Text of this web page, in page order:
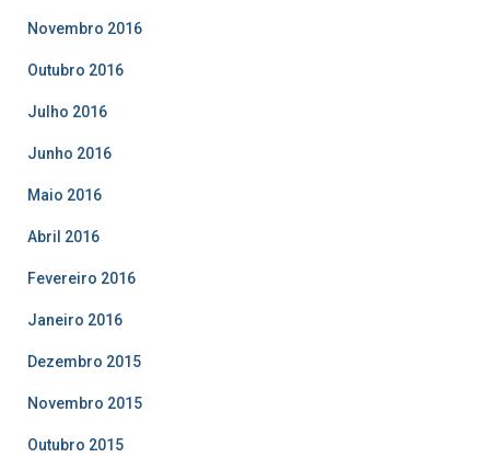
Novembro 2016
Outubro 2016
Julho 2016
Junho 2016
Maio 2016
Abril 2016
Fevereiro 2016
Janeiro 2016
Dezembro 2015
Novembro 2015
Outubro 2015